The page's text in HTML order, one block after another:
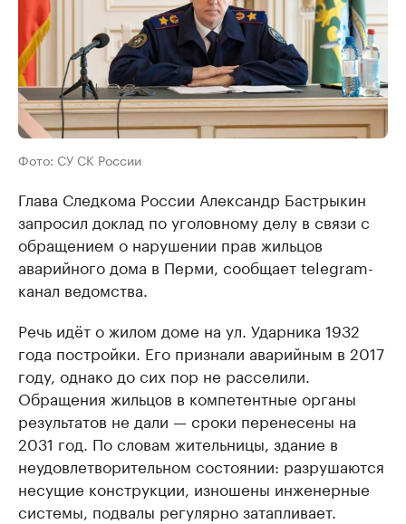
Фото: СУ СК России
Глава Следкома России Александр Бастрыкин
запросил доклад по уголовному делу в связи с
обращением о нарушении прав жильцов
аварийного дома в Перми, сообщает telegram-
канал ведомства.
Речь идёт о жилом доме на ул. Ударника 1932
года постройки. Его признали аварийным в 2017
году, однако до сих пор не расселили.
Обращения жильцов в компетентные органы
результатов не дали — сроки перенесены на
2031 год. По словам жительницы, здание в
неудовлетворительном состоянии: разрушаются
несущие конструкции, изношены инженерные
системы, подвалы регулярно затапливает.